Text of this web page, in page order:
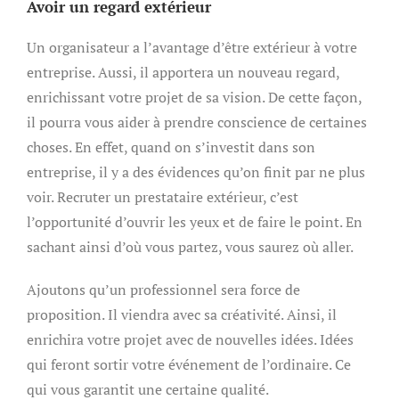
Avoir un regard extérieur
Un organisateur a l’avantage d’être extérieur à votre
entreprise. Aussi, il apportera un nouveau regard,
enrichissant votre projet de sa vision. De cette façon,
il pourra vous aider à prendre conscience de certaines
choses. En effet, quand on s’investit dans son
entreprise, il y a des évidences qu’on finit par ne plus
voir. Recruter un prestataire extérieur, c’est
l’opportunité d’ouvrir les yeux et de faire le point. En
sachant ainsi d’où vous partez, vous saurez où aller.
Ajoutons qu’un professionnel sera force de
proposition. Il viendra avec sa créativité. Ainsi, il
enrichira votre projet avec de nouvelles idées. Idées
qui feront sortir votre événement de l’ordinaire. Ce
qui vous garantit une certaine qualité.